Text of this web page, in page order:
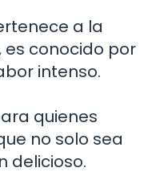
a la
es conocido por
intenso.
quienes
no solo sea
delicioso.